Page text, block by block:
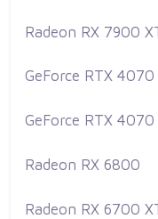
Radeon RX 7900
GeForce RTX
GeForce RTX
Radeon RX 6800
Radeon RX 6700